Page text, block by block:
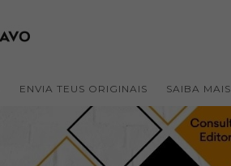
ENVIA TEUS ORIGINAIS SAIBA MAIS